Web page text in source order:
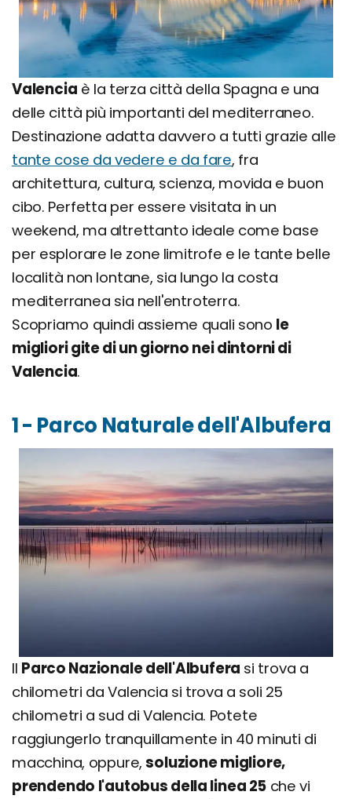
Valencia è la terza città della Spagna e una
delle città più importanti del mediterraneo.
Destinazione adatta davvero a tutti grazie alle
tante cose da vedere e da fare, fra
architettura, cultura, scienza, movida e buon
cibo. Perfetta per essere visitata in un
weekend, ma altrettanto ideale come base
per esplorare le zone limitrofe e le tante belle
località non lontane, sia lungo la costa
mediterranea sia nell'entroterra.
Scopriamo quindi assieme quali sono le
migliori gite di un giorno nei dintorni di
Valencia.
1 - Parco Naturale dell'Albufera
Il Parco Nazionale dell'Albufera si trova a
chilometri da Valencia si trova a soli 25
chilometri a sud di Valencia. Potete
raggiungerlo tranquillamente in 40 minuti di
macchina, oppure,soluzione migliore,
prendendo l'autobus della linea 25 che vi